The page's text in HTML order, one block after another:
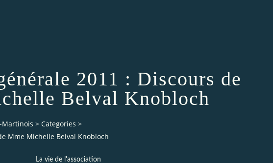
2011 : Discours de
Belval Knobloch
Martinois > Categories >
Mme Michelle Belval Knobloch
La vie de l'association